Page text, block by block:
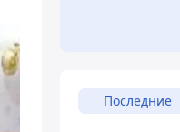
Последние